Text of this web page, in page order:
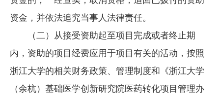
资金，并依法追究当事人法律责任。
（二）从接受资助起至项目完成或者终止期
内，资助的项目经费应用于项目有关的活动，按照
浙江大学的相关财务政策、管理制度和《浙江大学
（余杭）基础医学创新研究院医药转化项目管理办